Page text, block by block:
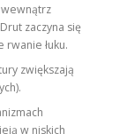
zaczyna się
łuku.
zwiększają
w niskich